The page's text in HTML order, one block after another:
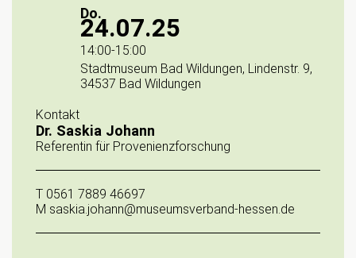
Do.
24.07.25
14:00-15:00
Stadtmuseum Bad Wildungen, Lindenstr. 9,
34537 Bad Wildungen
Kontakt
Dr. Saskia Johann
Referentin für Provenienzforschung
T 0561 7889 46697
M saskia.johann@museumsverband-hessen.de